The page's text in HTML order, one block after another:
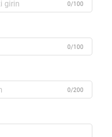
0/100
0/100
0/200